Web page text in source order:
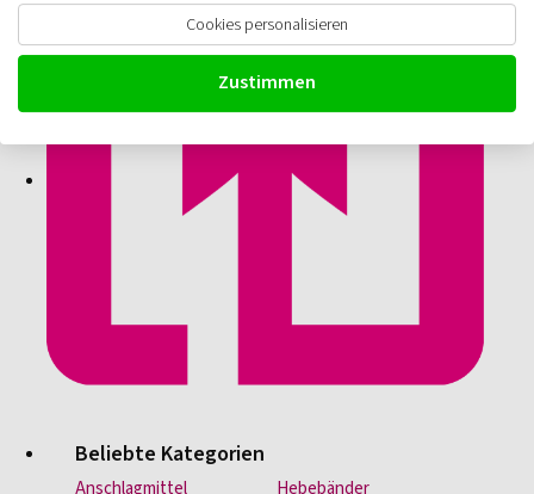
Beliebte Kategorien
Anschlagmittel Hebebänder
Cookies personalisieren
Zustimmen